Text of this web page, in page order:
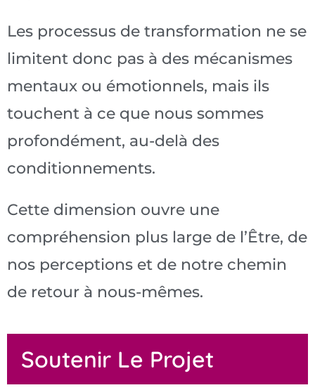
Les processus de transformation ne se
limitent donc pas à des mécanismes
mentaux ou émotionnels, mais ils
touchent à ce que nous sommes
profondément, au-delà des
conditionnements.
Cette dimension ouvre une
compréhension plus large de l’Être, de
nos perceptions et de notre chemin
de retour à nous-mêmes.
Soutenir Le Projet